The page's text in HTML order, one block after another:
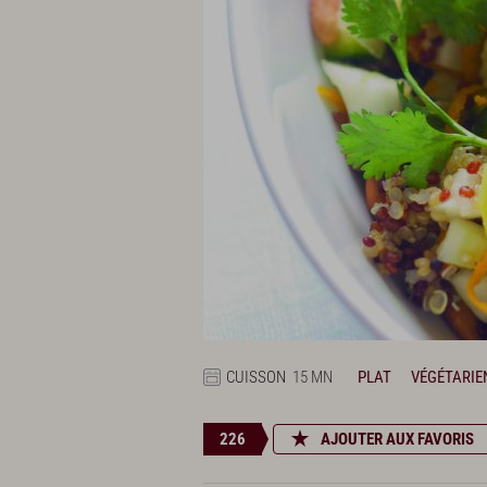
CUISSON 15 MN PLAT
226 AJOUTER AUX FAVORIS